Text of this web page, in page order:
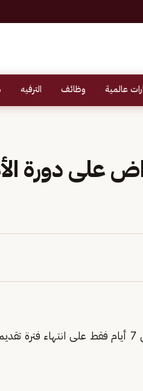
عالمية وظائف الترفيه
على دورة
والتمكين تبقي 7 أيام فقط على انتهاء